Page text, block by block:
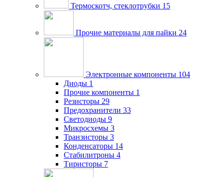
Термоскотч, стеклотрубки 15
Прочие материалы для пайки 24
Электронные компоненты 104
Диоды 1
Прочие компоненты 1
Резисторы 29
Предохранители 33
Светодиоды 9
Микросхемы 3
Транзисторы 3
Конденсаторы 14
Стабилитроны 4
Тиристоры 7